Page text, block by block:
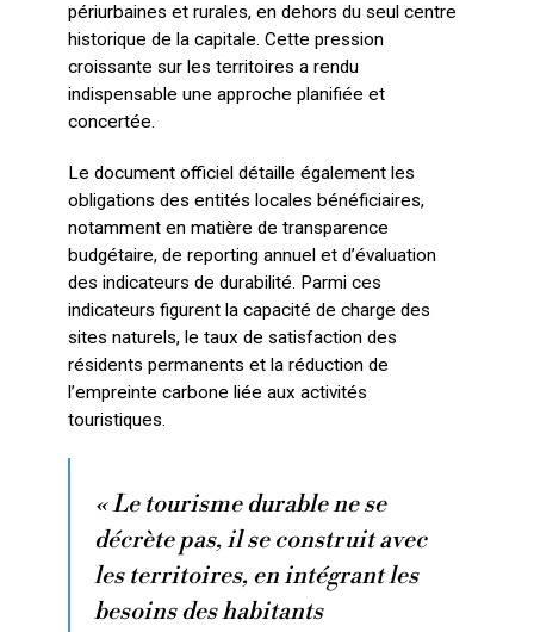
périurbaines et rurales, en dehors du seul centre
historique de la capitale. Cette pression
croissante sur les territoires a rendu
indispensable une approche planifiée et
concertée.
Le document officiel détaille également les
obligations des entités locales bénéficiaires,
notamment en matière de transparence
budgétaire, de reporting annuel et d’évaluation
des indicateurs de durabilité. Parmi ces
indicateurs figurent la capacité de charge des
sites naturels, le taux de satisfaction des
résidents permanents et la réduction de
l’empreinte carbone liée aux activités
touristiques.
« Le tourisme durable ne se
décrète pas, il se construit avec
les territoires, en intégrant les
besoins des habitants